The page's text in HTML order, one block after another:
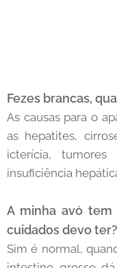
Fezes brancas,
As causas para o
as hepatites,
icterícia,
insuficiência
A minha avó tem
cuidados devo ter?
Sim é normal,